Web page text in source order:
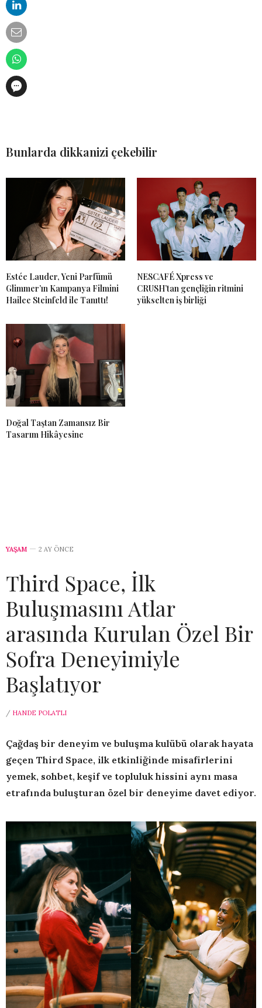
Bunlarda dikkanizi çekebilir
Estée Lauder, Yeni Parfümü
Glimmer’ın Kampanya Filmini
Hailee Steinfeld ile Tanıttı!
NESCAFÉ Xpress ve
CRUSH’tan gençliğin ritmini
yükselten iş birliği
Doğal Taştan Zamansız Bir
Tasarım Hikâyesine
YAŞAM 2 AY ÖNCE
Third Space, İlk
Buluşmasını Atlar
arasında Kurulan Özel Bir
Sofra Deneyimiyle
Başlatıyor
/ HANDE POLATLI
Çağdaş bir deneyim ve buluşma kulübü olarak hayata
geçen Third Space, ilk etkinliğinde misafirlerini
yemek, sohbet, keşif ve topluluk hissini aynı masa
etrafında buluşturan özel bir deneyime davet ediyor.